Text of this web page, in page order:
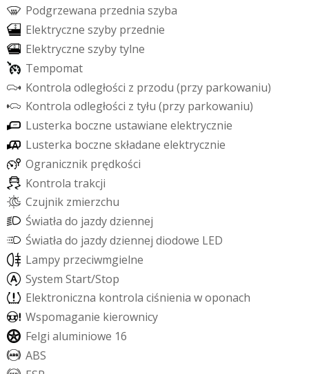
Podgrzewana przednia szyba
Elektryczne szyby przednie
Elektryczne szybytylne
Tempomat
Kontrola odległości z przodu (przy parkowaniu)
Kontrola odległości z tyłu (przy parkowaniu)
Lusterka boczne ustawiane elektrycznie
Lusterka boczne składane elektrycznie
Ogranicznik prędkości
Kontrola trakcji
Czujnik zmierzchu
Światła do jazdydziennej
Światła do jazdydziennej diodowe LED
Lampy przeciwmgielne
System Start/Stop
Elektroniczna kontrola ciśnienia woponach
Wspomaganie kierownicy
Felgi aluminiowe 16
ABS